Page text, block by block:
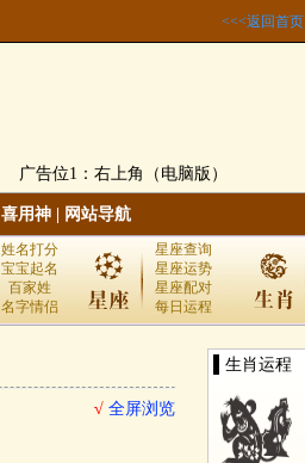
<<<返回首页
广告位1：右上角（电脑版）
喜用神 网站导航
姓名打分
宝宝起名
百家姓
名字情侣
星座查询
星座运势
星座配对
每日运程
√ 全屏浏览
▌生肖运程